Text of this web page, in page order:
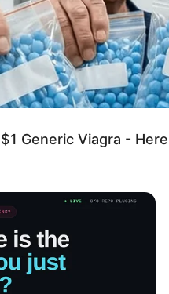
físicas, o evento
comunitários e
Generic Viagra -